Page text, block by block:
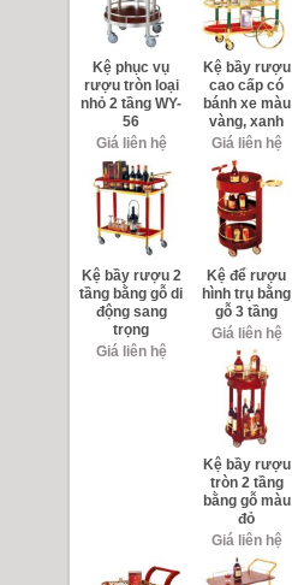
Kệ phục vụ
rượu tròn loại
nhỏ 2 tầng WY-
56
Giá liên hệ
Kệ bầy rượu
cao cấp có
bánh xe màu
vàng, xanh
Giá liên hệ
Kệ bầy rượu 2
tầng bằng gỗ di
động sang
trọng
Giá liên hệ
Kệ để rượu
hình trụ bằng
gỗ 3 tầng
Giá liên hệ
Kệ bầy rượu
tròn 2 tầng
bằng gỗ màu
đỏ
Giá liên hệ